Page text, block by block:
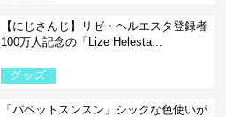
【にじさんじ】リゼ・ヘルエスタ登録者
100万人記念の「Lize Helesta...
グッズ
「パペットスンスン」シックな色使いが